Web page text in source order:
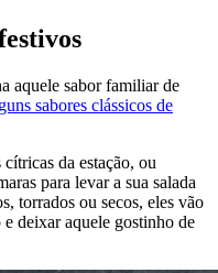
aquele sabor familiar de
sabores clássicos de
da estação, ou
para levar a sua salada
torrados ou secos, eles vão
deixar aquele gostinho de